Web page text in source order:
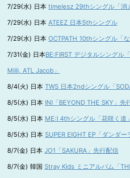
7/29(水) 日本 timelesz 29thシングル「消
7/29(水) 日本 ATEEZ 日本5thシングル
7/29(水) 日本 OCTPATH 10thシングル「な
7/31(金) 日本BE:FIRST デジタルシングル
Milli, ATL Jacob」
8/4(火) 日本 TWS 日本2ndシングル「
8/5(水) 日本 INI「BEYOND THE SKY」先
8/5(水) 日本 ME:I 4thシングル「花咲く道」
8/5(水) 日本 SUPER EIGHT EP「ダンダー
8/7(金) 日本 JO1「SAKURA」先行配信
8/7(金) 韓国 Stray Kids ミニアルバム「